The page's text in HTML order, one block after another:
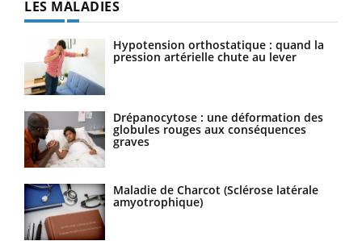
LES MALADIES
Hypotension orthostatique : quand la
pression artérielle chute au lever
Drépanocytose : une déformation des
globules rouges aux conséquences
graves
Maladie de Charcot (Sclérose latérale
amyotrophique)